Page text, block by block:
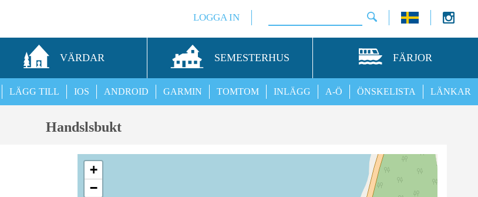
LOGGA IN
VÄRDAR SEMESTERHUS FÄRJOR
LÄNKAR
ÖNSKELISTA
A-Ö
INLÄGG
TOMTOM
GARMIN
ANDROID
IOS
LÄGG TILL
Handslsbukt
+
−